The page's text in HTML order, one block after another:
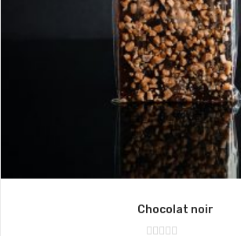
Chocolat noir